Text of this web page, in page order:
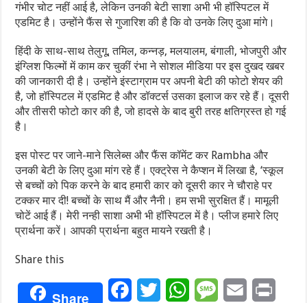
गंभीर चोट नहीं आई है, लेकिन उनकी बेटी साशा अभी भी हॉस्पिटल में
एडमिट है। उन्होंने फैंस से गुजारिश की है कि वो उनके लिए दुआ मांगे।
हिंदी के साथ-साथ तेलुगू, तमिल, कन्नड़, मलयालम, बंगाली, भोजपुरी और
इंग्लिश फिल्मों में काम कर चुकीं रंभा ने सोशल मीडिया पर इस दुखद खबर
की जानकारी दी है। उन्होंने इंस्टाग्राम पर अपनी बेटी की फोटो शेयर की
है, जो हॉस्पिटल में एडमिट है और डॉक्टर्स उसका इलाज कर रहे हैं। दूसरी
और तीसरी फोटो कार की है, जो हादसे के बाद बुरी तरह क्षतिग्रस्त हो गई
है।
इस पोस्ट पर जाने-माने सिलेब्स और फैंस कॉमेंट कर Rambha और
उनकी बेटी के लिए दुआ मांग रहे हैं। एक्ट्रेस ने कैप्शन में लिखा है, ‘स्कूल
से बच्चों को पिक करने के बाद हमारी कार को दूसरी कार ने चौराहे पर
टक्कर मार दी! बच्चों के साथ मैं और नैनी। हम सभी सुरक्षित हैं। मामूली
चोटें आई हैं। मेरी नन्ही साशा अभी भी हॉस्पिटल में है। प्लीज हमारे लिए
प्रार्थना करें। आपकी प्रार्थना बहुत मायने रखती है।
Share this
Share FacebookTwitterWhatsAppMessageEmail